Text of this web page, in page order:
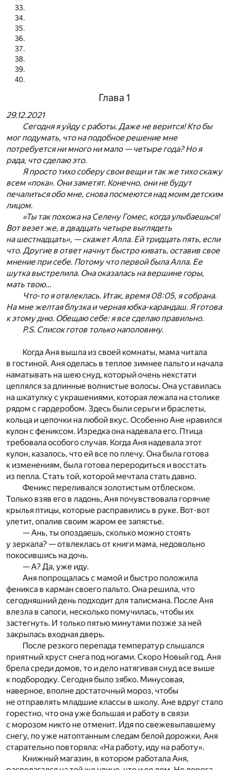
Глава 1
29.12.2021
Сегодня я уйду с работы. Даже не верится! Кто бы
мог подумать, что на подобное решение мне
потребуется ни много ни мало — четыре года? Но я
рада, что сделаю это.
Я просто тихо соберу свои вещи и так же тихо скажу
всем «пока». Они заметят. Конечно, они не будут
печалиться обо мне, снова посмеются над моим детским
лицом.
«Ты так похожа на Селену Гомес, когда улыбаешься!
Вот везет же, в двадцать четыре выглядеть
на шестнадцать», — скажет Алла. Ей тридцать пять, если
что. Другие в ответ начнут быстро кивать, оставив свое
мнение при себе. Потому что первой была Алла. Ее
шутка выстрелила. Она оказалась на вершине горы,
мать твою…
Что-то я отвлеклась. Итак, время 08:05, я собрана.
На мне желтая блузка и черная юбка-карандаш. Я готова
к этому дню. Обещаю себе: я все сделаю правильно.
P.S. Список готов только наполовину.
Когда Аня вышла из своей комнаты, мама читала
в гостиной. Аня оделась в теплое зимнее пальто и начала
наматывать на шею снуд, который очень некстати
цеплялся за длинные волнистые волосы. Она уставилась
на шкатулку с украшениями, которая лежала на столике
рядом с гардеробом. Здесь были серьги и браслеты,
кольца и цепочки на любой вкус. Особенно Ане нравился
кулон с фениксом. Изредка она надевала его. Птица
требовала особого случая. Когда Аня надевала этот
кулон, казалось, что ей все по плечу. Она была готова
к изменениям, была готова переродиться и восстать
из пепла. Стать той, которой мечтала стать давно.
Феникс переливался золотистым отблеском.
Только взяв его в ладонь, Аня почувствовала горячие
крылья птицы, которые расправились в руке. Вот-вот
улетит, опалив своим жаром ее запястье.
— Ань, ты опоздаешь, сколько можно стоять
у зеркала? — отвлеклась от книги мама, недовольно
покосившись на дочь.
— А? Да, уже иду.
Аня попрощалась с мамой и быстро положила
феникса в карман своего пальто. Она решила, что
сегодняшний день подходит для талисмана. После Аня
влезла в сапоги, несколько помучилась, чтобы их
застегнуть. И только пятью минутами позже за ней
закрылась входная дверь.
После резкого перепада температур слышался
приятный хруст снега под ногами. Скоро Новый год. Аня
брела среди домов, то и дело натягивая снуд все выше
к подбородку. Сегодня было зябко. Минусовая,
наверное, вполне достаточный мороз, чтобы
не отправлять младшие классы в школу. Ане вдруг стало
горестно, что она уже большая и работу в связи
с морозом никто не отменит. Идя по свежевыпавшему
снегу, по уже натоптанным следам белой дорожки, Аня
старательно повторяла: «На работу, иду на работу».
Книжный магазин, в котором работала Аня,